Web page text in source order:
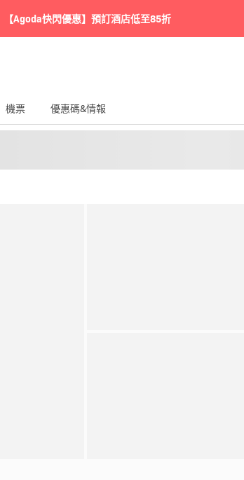
【Agoda快閃優惠】預訂酒店低至85折
機票 優惠碼&情報